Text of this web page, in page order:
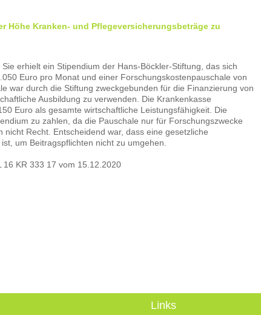
Kranken- und Pflegeversicherungsbeträge zu
erhielt ein Stipendium der Hans-Böckler-Stiftung, das sich
Euro pro Monat und einer Forschungskostenpauschale von
war durch die Stiftung zweckgebunden für die Finanzierung von
Ausbildung zu verwenden. Die Krankenkasse
Euro als gesamte wirtschaftliche Leistungsfähigkeit. Die
zu zahlen, da die Pauschale nur für Forschungszwecke
Recht. Entscheidend war, dass eine gesetzliche
um Beitragspflichten nicht zu umgehen.
16 KR 333 17 vom 15.12.2020
Links